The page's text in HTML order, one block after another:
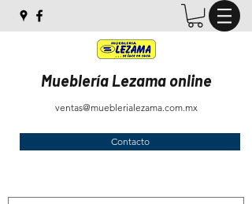
Mueblería Lezama online
ventas@mueblerialezama.com.mx
Contacto